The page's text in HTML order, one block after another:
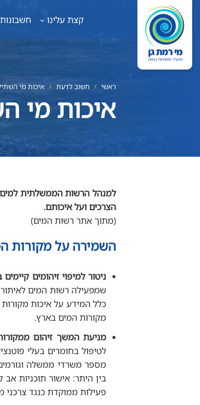
קצת עלינו
ראשי חשוב לדעת איכות מי
איכות מי
למנהל הרשות הממשלתית למים
הצרכים ועל איכותם.
(מתוך אתר רשות המים)
השמירה על מקורות המים נערכת
ניטור למיפוי זיהומים
שמפעילה רשות המים
כלל המידע על איכות
מקורות המים בארץ.
מניעת המשך זיהום
לטיפול בחומרים בעלי
מספר משרדי ממשלה
בין היתר: אישור תוכניות
פעילות ממוקדת כנגד צרכני